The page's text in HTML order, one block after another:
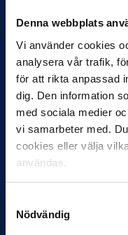
Denna webbplats
Vi använder cookies
analysera vår trafik,
för att rikta anpassad
dig. Den information
med sociala medier
vi samarbeter med.
cookies eller välja
användas.
Nödvändig
11 JUNI
VM-spelare
och Superettan
Bosnien & Hercegovina
Elfenbenskusten…